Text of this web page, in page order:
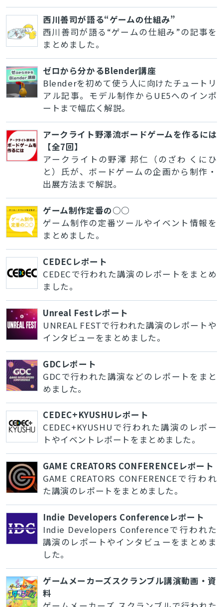
西川善司が語る“ゲームの仕組み”
西川善司が語る“ゲームの仕組み”の記事を
まとめました。
ゼロから分かるBlender講座
Blenderを初めて使う人に向けたチュートリ
アル記事。モデル制作からUE5へのインポ
ートまで幅広く解説。
アークライト野澤流ボードゲームを作るには
【全7回】
アークライトの野澤 邦仁（のざわ くにひ
と）氏が、ボードゲームの企画から制作・
出展方法まで解説。
ゲーム制作定番の○○
ゲーム制作の定番ツールやイベント情報を
まとめました。
CEDECレポート
CEDECで行われた講演のレポートをまとめ
ました。
Unreal Festレポート
UNREAL FESTで行われた講演のレポートや
インタビューをまとめました。
GDCレポート
GDCで行われた講演などのレポートをまと
めました。
CEDEC+KYUSHUレポート
CEDEC+KYUSHUで行われた講演のレポー
トやイベントレポートをまとめました。
GAME CREATORS CONFERENCEレポート
GAME CREATORS CONFERENCEで行われ
た講演のレポートをまとめました。
Indie Developers Conferenceレポート
Indie Developers Conferenceで行われた
講演のレポートやインタビューをまとめま
した。
ゲームメーカーズスクランブル講演動画・資
料